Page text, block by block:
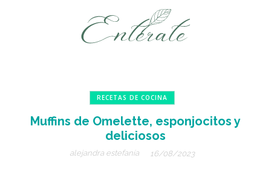
RECETAS DE COCINA
Muffins de Omelette, esponjocitos y
deliciosos
alejandra estefanía 16/08/2023